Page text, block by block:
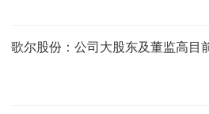
歌尔股份：公司大股东及董监高目